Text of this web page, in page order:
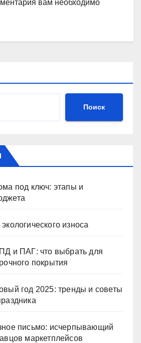
вам необходимо
Поиск
под ключ: этапы и
износа
и ПАГ: что выбрать для
покрытия
год 2025: тренды и советы
письмо: исчерпывающий
маркетплейсов